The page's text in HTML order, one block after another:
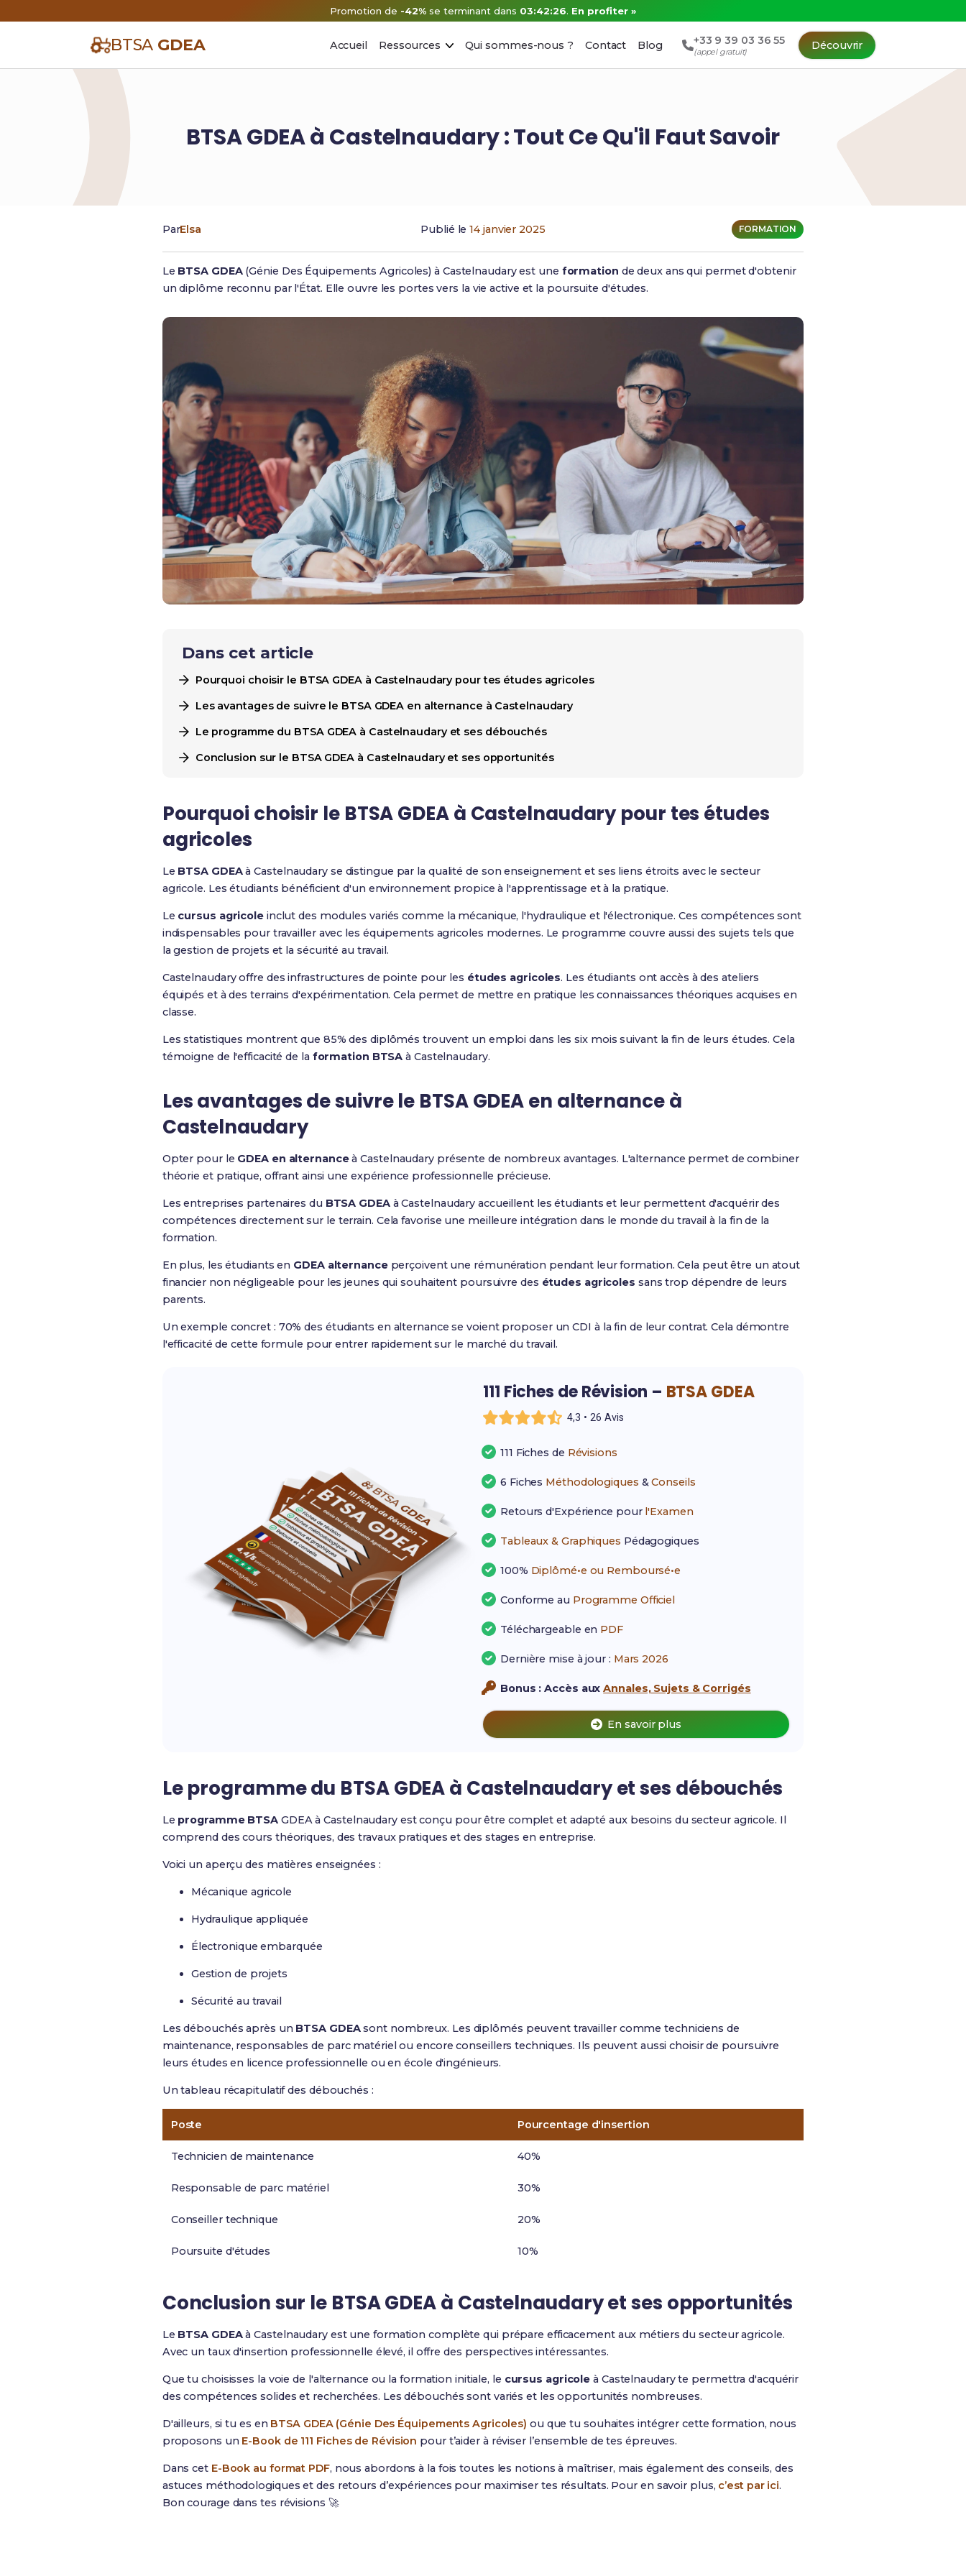
Promotion de -42% se terminant dans 03:42:25. En profiter »
BTSA GDEA Accueil Ressources Qui sommes-nous ? Contact Blog +33 9 39 03 36 55
(appel gratuit)
Découvrir
BTSA GDEA à Castelnaudary : Tout Ce Qu'il Faut Savoir
ParElsa Publié le14 janvier 2025 FORMATION
Le BTSA GDEA(Génie Des Équipements Agricoles) à Castelnaudary est une formation de deux ans qui permet d'obtenir
un diplôme reconnu par l'État. Elle ouvre les portes vers la vie active et la poursuite d'études.
Dans cet article
Pourquoi choisir le BTSA GDEA à Castelnaudary pour tes études agricoles
Les avantages de suivre le BTSA GDEA en alternance à Castelnaudary
Le programme du BTSA GDEA à Castelnaudary et ses débouchés
Conclusion sur le BTSA GDEA à Castelnaudary et ses opportunités
Pourquoi choisir le BTSA GDEA à Castelnaudary pour tes études
agricoles
Le BTSA GDEAà Castelnaudary se distingue par la qualité de son enseignement et ses liens étroits avec le secteur
agricole. Les étudiants bénéficient d'un environnement propice à l'apprentissage et à la pratique.
Le cursus agricoleinclut des modules variés comme la mécanique, l'hydraulique et l'électronique. Ces compétences sont
indispensables pour travailler avec les équipements agricoles modernes. Le programme couvre aussi des sujets tels que
la gestion de projets et la sécurité au travail.
Castelnaudary offre des infrastructures de pointe pour les études agricoles. Les étudiants ont accès à des ateliers
équipés et à des terrains d'expérimentation. Cela permet de mettre en pratique les connaissances théoriques acquises en
classe.
Les statistiques montrent que 85% des diplômés trouvent un emploi dans les six mois suivant la fin de leurs études. Cela
témoigne de l'efficacité de la formation BTSA à Castelnaudary.
Les avantages de suivre le BTSA GDEA en alternance à
Castelnaudary
Opter pour le GDEA en alternanceà Castelnaudary présente de nombreux avantages. L'alternance permet de combiner
théorie et pratique, offrant ainsi une expérience professionnelle précieuse.
Les entreprises partenaires du BTSA GDEAà Castelnaudary accueillent les étudiants et leur permettent d'acquérir des
compétences directement sur le terrain. Cela favorise une meilleure intégration dans le monde du travail à la fin de la
formation.
En plus, les étudiants en GDEA alternanceperçoivent une rémunération pendant leur formation. Cela peut être un atout
financier non négligeable pour les jeunes qui souhaitent poursuivre des études agricoles sans trop dépendre de leurs
parents.
Un exemple concret : 70% des étudiants en alternance se voient proposer un CDI à la fin de leur contrat. Cela démontre
l'efficacité de cette formule pour entrer rapidement sur le marché du travail.
111 Fiches de Révision – BTSA GDEA
4,3 • 26 Avis
111 Fiches de Révisions
6 Fiches Méthodologiques &Conseils
Retours d'Expérience pour l'Examen
Tableaux & Graphiques Pédagogiques
100% Diplômé•e ou Remboursé•e
Conforme au Programme Officiel
Téléchargeable en PDF
Dernière mise à jour : Mars 2026
Bonus : Accès auxAnnales, Sujets & Corrigés
En savoir plus
Le programme du BTSA GDEA à Castelnaudary et ses débouchés
Le programme BTSA GDEA à Castelnaudary est conçu pour être complet et adapté aux besoins du secteur agricole. Il
comprend des cours théoriques, des travaux pratiques et des stages en entreprise.
Voici un aperçu des matières enseignées :
Mécanique agricole
Hydraulique appliquée
Électronique embarquée
Gestion de projets
Sécurité au travail
Les débouchés après un BTSA GDEAsont nombreux. Les diplômés peuvent travailler comme techniciens de
maintenance, responsables de parc matériel ou encore conseillers techniques. Ils peuvent aussi choisir de poursuivre
leurs études en licence professionnelle ou en école d'ingénieurs.
Un tableau récapitulatif des débouchés :
Poste Pourcentage d'insertion
Technicien de maintenance 40%
Responsable de parc matériel 30%
Conseiller technique 20%
Poursuite d'études 10%
Conclusion sur le BTSA GDEA à Castelnaudary et ses opportunités
Le BTSA GDEAà Castelnaudary est une formation complète qui prépare efficacement aux métiers du secteur agricole.
Avec un taux d'insertion professionnelle élevé, il offre des perspectives intéressantes.
Que tu choisisses la voie de l'alternance ou la formation initiale, le cursus agricole à Castelnaudary te permettra d'acquérir
des compétences solides et recherchées. Les débouchés sont variés et les opportunités nombreuses.
D'ailleurs, si tu es en BTSA GDEA (Génie Des Équipements Agricoles) ou que tu souhaites intégrer cette formation, nous
proposons un E-Book de 111 Fiches de Révision pour t’aider à réviser l’ensemble de tes épreuves.
Dans cet E-Book au format PDF, nous abordons à la fois toutes les notions à maîtriser, mais également des conseils, des
astuces méthodologiques et des retours d’expériences pour maximiser tes résultats. Pour en savoir plus, c’est par ici.
Bon courage dans tes révisions 🚀